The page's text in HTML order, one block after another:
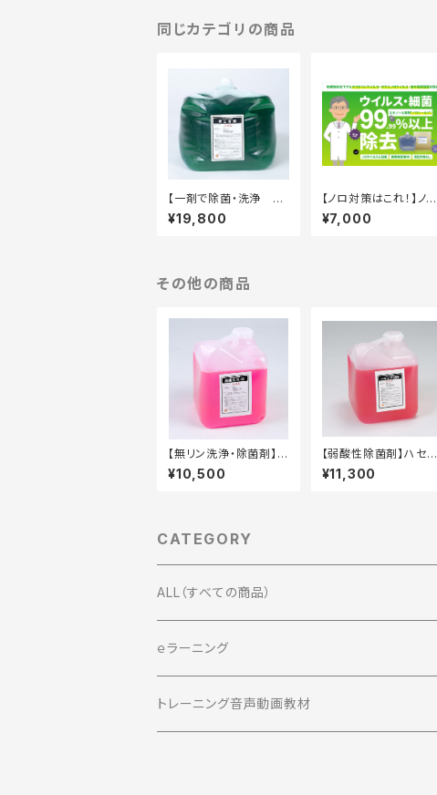
同じカテゴリの商品
【一剤で除菌・洗浄 ア
レルゲン対策】衛生習
慣 20kg キュービテ
¥19,800
【ノロ対策はこれ！】ノロ
シールド®️ 18kg キュー
ビテナー（20L）×1ケー
¥7,000
その他の商品
【無リン洗浄・除菌剤】除
菌王AL-G 10kg タ
フテナー容器
¥10,500
【弱酸性除菌剤】ハセッ
プ55RV 10kg タフ
テナー容器
¥11,300
CATEGORY
ALL（すべての商品）
洗浄剤・除菌剤
衛生習慣
プロテクール
ｅラーニング
経営者向けコース
トレーニング音声動画教材